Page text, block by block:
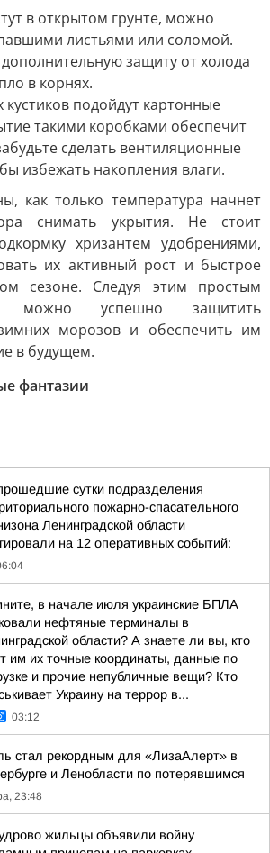
в открытом грунте, можно
листьями или соломой.
защиту от холода
в корнях.
подойдут картонные
такими коробками обеспечит
сделать вентиляционные
избежать накопления влаги.
как только температура начнет
снимать укрытия. Не стоит
хризантем удобрениями,
их активный рост и быстрое
сезоне. Следуя этим простым
можно успешно защитить
морозов и обеспечить им
в будущем.
фантазии
сутки подразделения
пожарно-спасательного
Ленинградской области
на 12 оперативных событий:
в начале июля украинские БПЛА
нефтяные терминалы в
области? А знаете ли вы, кто
им их точные координаты, данные по
и прочие непубличные вещи? Кто
Украину на террор в...
03:12
стал рекордным для «ЛизаАлерт» в
и Ленобласти по потерявшимся
23:48
жильцы объявили войну